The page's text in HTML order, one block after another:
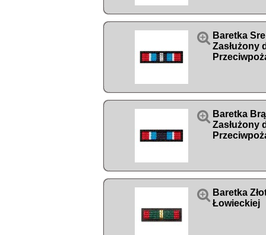
 Baretka
Zasłużony
 Baretka
Zasłużony
 Baretka
Łowieckiej